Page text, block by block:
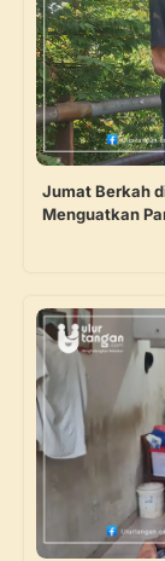
Jumat Berkah
Menguatkan